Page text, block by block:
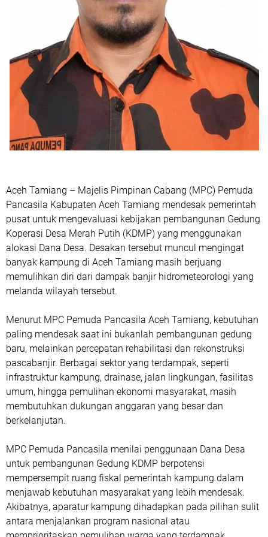
Aceh Tamiang – Majelis Pimpinan Cabang (MPC) Pemuda
Pancasila Kabupaten Aceh Tamiang mendesak pemerintah
pusat untuk mengevaluasi kebijakan pembangunan Gedung
Koperasi Desa Merah Putih (KDMP) yang menggunakan
alokasi Dana Desa. Desakan tersebut muncul mengingat
banyak kampung di Aceh Tamiang masih berjuang
memulihkan diri dari dampak banjir hidrometeorologi yang
melanda wilayah tersebut.
Menurut MPC Pemuda Pancasila Aceh Tamiang, kebutuhan
paling mendesak saat ini bukanlah pembangunan gedung
baru, melainkan percepatan rehabilitasi dan rekonstruksi
pascabanjir. Berbagai sektor yang terdampak, seperti
infrastruktur kampung, drainase, jalan lingkungan, fasilitas
umum, hingga pemulihan ekonomi masyarakat, masih
membutuhkan dukungan anggaran yang besar dan
berkelanjutan.
MPC Pemuda Pancasila menilai penggunaan Dana Desa
untuk pembangunan Gedung KDMP berpotensi
mempersempit ruang fiskal pemerintah kampung dalam
menjawab kebutuhan masyarakat yang lebih mendesak.
Akibatnya, aparatur kampung dihadapkan pada pilihan sulit
antara menjalankan program nasional atau